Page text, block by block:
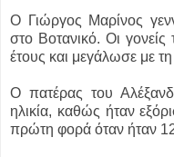
Ο Γιώργος Μαρίνος
στο Βοτανικό. Οι
έτους και μεγάλωσε με
Ο πατέρας του
ηλικία, καθώς ήταν
πρώτη φορά όταν ήταν